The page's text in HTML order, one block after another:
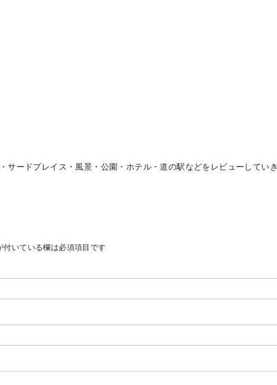
サードプレイス・風景・公園・ホテル・道の駅などをレビューしていき
付いている欄は必須項目です